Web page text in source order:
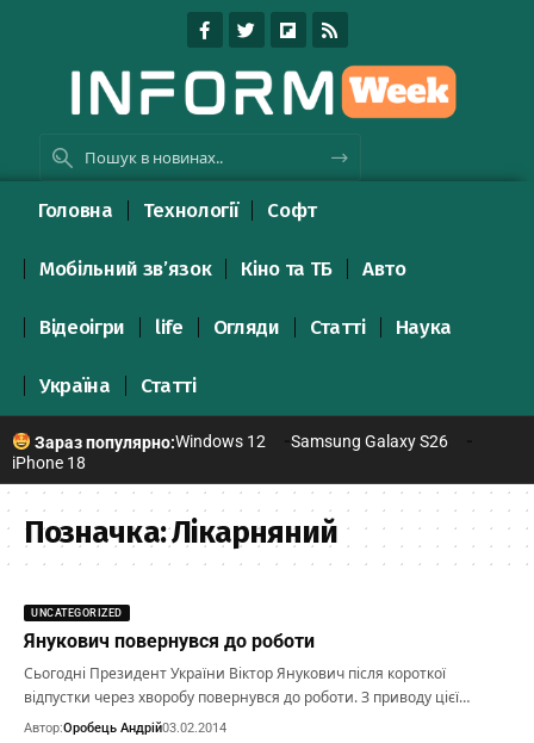
Головна Технології Софт
Мобільний зв’язок Кіно та ТБ Авто
Відеоігри life Огляди Статті Наука
Україна Статті
Зараз популярно:Windows 12
Samsung Galaxy S26
iPhone 18
Позначка:Лікарняний
UNCATEGORIZED
Янукович повернувся до роботи
Сьогодні Президент України Віктор Янукович після короткої
відпустки через хворобу повернувся до роботи. З приводу цієї…
Автор:Оробець Андрій03.02.2014